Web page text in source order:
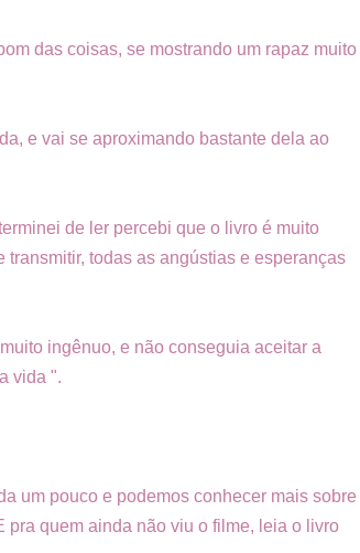
das coisas, se mostrando um rapaz muito
e vai se aproximando bastante dela ao
de ler percebi que o livro é muito
todas as angústias e esperanças
ingênuo, e não conseguia aceitar a
vida ".
um pouco e podemos conhecer mais sobre
pra quem ainda não viu o filme, leia o livro